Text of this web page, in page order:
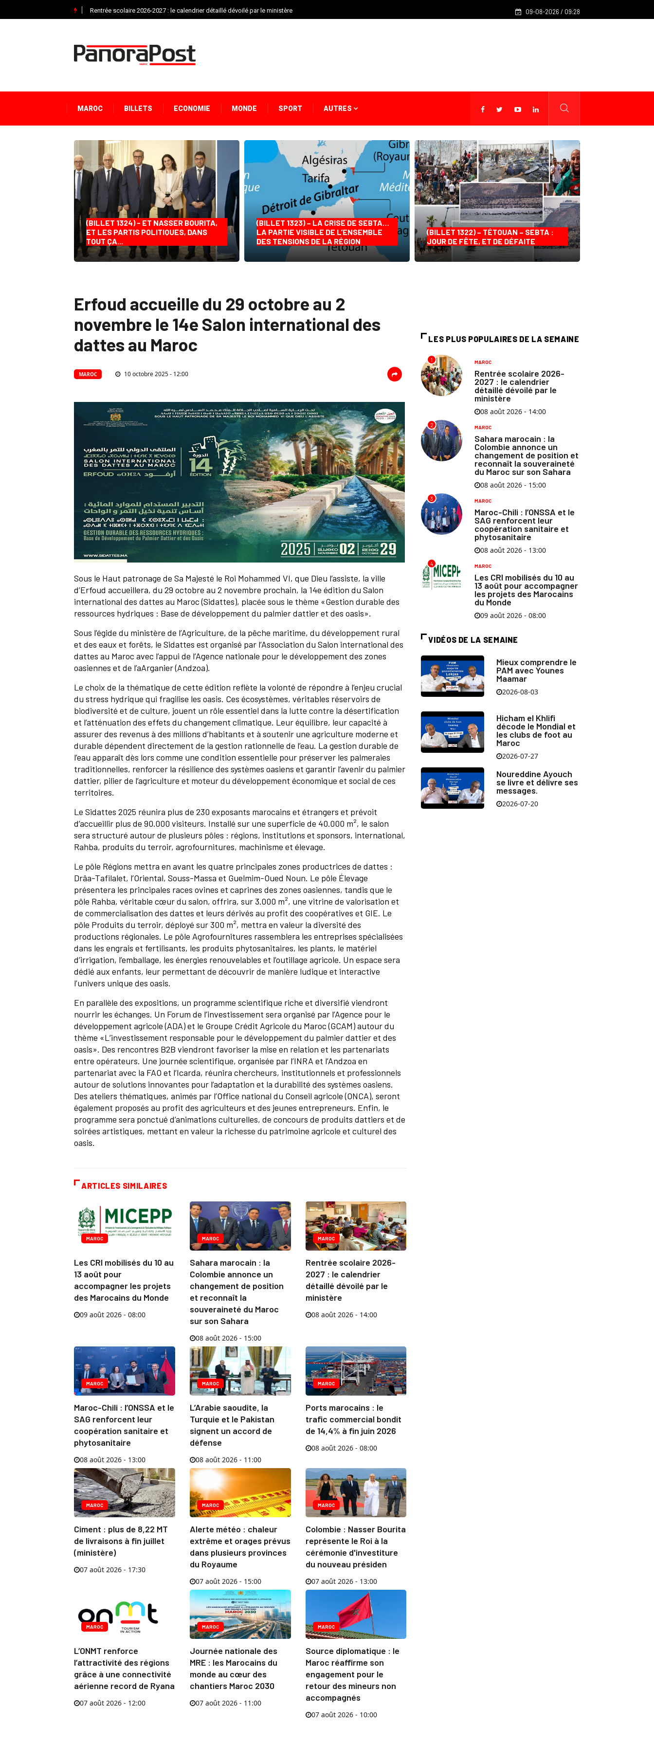
Rentrée scolaire 2026-2027 : le calendrier détaillé dévoilé par le ministère 09-08-2026 / 09:28
MAROC BILLETS ECONOMIE MONDE SPORT AUTRES
(BILLET 1324) - ET NASSER BOURITA,
ET LES PARTIS POLITIQUES, DANS
TOUT ÇA...
(BILLET 1323) – LA CRISE DE SEBTA…
LA PARTIE VISIBLE DE L’ENSEMBLE
DES TENSIONS DE LA RÉGION
(BILLET 1322) – TÉTOUAN – SEBTA :
JOUR DE FÊTE, ET DE DÉFAITE
Erfoud accueille du 29 octobre au 2
novembre le 14e Salon international des
dattes au Maroc
MAROC 10 octobre 2025 - 12:00
Sous le Haut patronage de Sa Majesté le Roi Mohammed VI, que Dieu l’assiste, la ville
d’Erfoud accueillera, du 29 octobre au 2 novembre prochain, la 14e édition du Salon
international des dattes au Maroc (Sidattes), placée sous le thème «Gestion durable des
ressources hydriques : Base de développement du palmier dattier et des oasis».
Sous l’égide du ministère de l’Agriculture, de la pêche maritime, du développement rural
et des eaux et forêts, le Sidattes est organisé par l’Association du Salon international des
dattes au Maroc avec l’appui de l’Agence nationale pour le développement des zones
oasiennes et de l’aArganier (Andzoa).
Le choix de la thématique de cette édition reflète la volonté de répondre à l’enjeu crucial
du stress hydrique qui fragilise les oasis. Ces écosystèmes, véritables réservoirs de
biodiversité et de culture, jouent un rôle essentiel dans la lutte contre la désertification
et l’atténuation des effets du changement climatique. Leur équilibre, leur capacité à
assurer des revenus à des millions d’habitants et à soutenir une agriculture moderne et
durable dépendent directement de la gestion rationnelle de l’eau. La gestion durable de
l’eau apparaît dès lors comme une condition essentielle pour préserver les palmeraies
traditionnelles, renforcer la résilience des systèmes oasiens et garantir l’avenir du palmier
dattier, pilier de l’agriculture et moteur du développement économique et social de ces
territoires.
Le Sidattes 2025 réunira plus de 230 exposants marocains et étrangers et prévoit
d’accueillir plus de 90.000 visiteurs. Installé sur une superficie de 40.000 m², le salon
sera structuré autour de plusieurs pôles : régions, institutions et sponsors, international,
Rahba, produits du terroir, agrofournitures, machinisme et élevage.
Le pôle Régions mettra en avant les quatre principales zones productrices de dattes :
Drâa-Tafilalet, l’Oriental, Souss-Massa et Guelmim-Oued Noun. Le pôle Élevage
présentera les principales races ovines et caprines des zones oasiennes, tandis que le
pôle Rahba, véritable cœur du salon, offrira, sur 3.000 m², une vitrine de valorisation et
de commercialisation des dattes et leurs dérivés au profit des coopératives et GIE. Le
pôle Produits du terroir, déployé sur 300 m², mettra en valeur la diversité des
productions régionales. Le pôle Agrofournitures rassemblera les entreprises spécialisées
dans les engrais et fertilisants, les produits phytosanitaires, les plants, le matériel
d’irrigation, l’emballage, les énergies renouvelables et l’outillage agricole. Un espace sera
dédié aux enfants, leur permettant de découvrir de manière ludique et interactive
l’univers unique des oasis.
En parallèle des expositions, un programme scientifique riche et diversifié viendront
nourrir les échanges. Un Forum de l’investissement sera organisé par l’Agence pour le
développement agricole (ADA) et le Groupe Crédit Agricole du Maroc (GCAM) autour du
thème «L’investissement responsable pour le développement du palmier dattier et des
oasis». Des rencontres B2B viendront favoriser la mise en relation et les partenariats
entre opérateurs. Une journée scientifique, organisée par l’INRA et l’Andzoa en
partenariat avec la FAO et l’Icarda, réunira chercheurs, institutionnels et professionnels
autour de solutions innovantes pour l’adaptation et la durabilité des systèmes oasiens.
Des ateliers thématiques, animés par l’Office national du Conseil agricole (ONCA), seront
également proposés au profit des agriculteurs et des jeunes entrepreneurs. Enfin, le
programme sera ponctué d’animations culturelles, de concours de produits dattiers et de
soirées artistiques, mettant en valeur la richesse du patrimoine agricole et culturel des
oasis.
ARTICLES SIMILAIRES
MAROC
Les CRI mobilisés du 10 au
13 août pour
accompagner les projets
des Marocains du Monde
09 août 2026 - 08:00
MAROC
Sahara marocain : la
Colombie annonce un
changement de position
et reconnaît la
souveraineté du Maroc
sur son Sahara
08 août 2026 - 15:00
MAROC
Rentrée scolaire 2026-
2027 : le calendrier
détaillé dévoilé par le
ministère
08 août 2026 - 14:00
MAROC
Maroc-Chili : l’ONSSA et le
SAG renforcent leur
coopération sanitaire et
phytosanitaire
08 août 2026 - 13:00
MAROC
L’Arabie saoudite, la
Turquie et le Pakistan
signent un accord de
défense
08 août 2026 - 11:00
MAROC
Ports marocains : le
trafic commercial bondit
de 14,4% à fin juin 2026
08 août 2026 - 08:00
MAROC
Ciment : plus de 8,22 MT
de livraisons à fin juillet
(ministère)
07 août 2026 - 17:30
MAROC
Alerte météo : chaleur
extrême et orages prévus
dans plusieurs provinces
du Royaume
07 août 2026 - 15:00
MAROC
Colombie : Nasser Bourita
représente le Roi à la
cérémonie d'investiture
du nouveau présiden
07 août 2026 - 13:00
MAROC
L’ONMT renforce
l’attractivité des régions
grâce à une connectivité
aérienne record de Ryana
07 août 2026 - 12:00
MAROC
Journée nationale des
MRE : les Marocains du
monde au cœur des
chantiers Maroc 2030
07 août 2026 - 11:00
MAROC
Source diplomatique : le
Maroc réaffirme son
engagement pour le
retour des mineurs non
accompagnés
07 août 2026 - 10:00
LES PLUS POPULAIRES DE LA SEMAINE
1 MAROC
Rentrée scolaire 2026-
2027 : le calendrier
détaillé dévoilé par le
ministère
08 août 2026 - 14:00
2 MAROC
Sahara marocain : la
Colombie annonce un
changement de position et
reconnaît la souveraineté
du Maroc sur son Sahara
08 août 2026 - 15:00
3 MAROC
Maroc-Chili : l’ONSSA et le
SAG renforcent leur
coopération sanitaire et
phytosanitaire
08 août 2026 - 13:00
4 MAROC
Les CRI mobilisés du 10 au
13 août pour accompagner
les projets des Marocains
du Monde
09 août 2026 - 08:00
VIDÉOS DE LA SEMAINE
Mieux comprendre le
PAM avec Younes
Maamar
2026-08-03
Hicham el Khlifi
décode le Mondial et
les clubs de foot au
Maroc
2026-07-27
Noureddine Ayouch
se livre et délivre ses
messages.
2026-07-20